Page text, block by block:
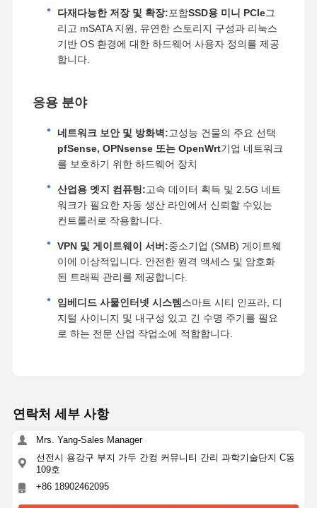
다재다능한 저장 및 확장:포함SSD용 미니 PCIe그
리고 mSATA 지원, 유연한 스토리지 구성과 리눅스
기반 OS 환경에 대한 하드웨어 사용자 정의를 제공
합니다.
응용 분야
네트워크 보안 및 방화벽:고성능 건물의 주요 선택
pfSense, OPNsense 또는 OpenWrt기업 네트워크
를 보호하기 위한 하드웨어 장치
산업용 엣지 컴퓨팅:고속 데이터 획득 및 2.5G 네트
워크가 필요한 자동 생산 라인에서 신뢰할 수있는
컨트롤러로 작용합니다.
VPN 및 게이트웨이 서버:중소기업 (SMB) 게이트웨
이에 이상적입니다. 안전한 원격 액세스 및 암호화
된 트래픽 관리를 제공합니다.
임베디드 사물인터넷 시스템 스마트 시티 인프라, 디
지털 사이니지 및 내구성 있고 긴 수명 주기를 필요
로 하는 전문 산업 작업소에 적합합니다.
연락처 세부 사항
Mrs. Yang-Sales Manager
선전시 용강구 부지 가두 간컹 커뮤니티 간리 과학기술단지 C동
109호
+86 18902462095